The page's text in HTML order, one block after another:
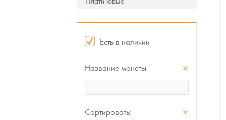
Есть в наличии
Название монеты
Сортировать: